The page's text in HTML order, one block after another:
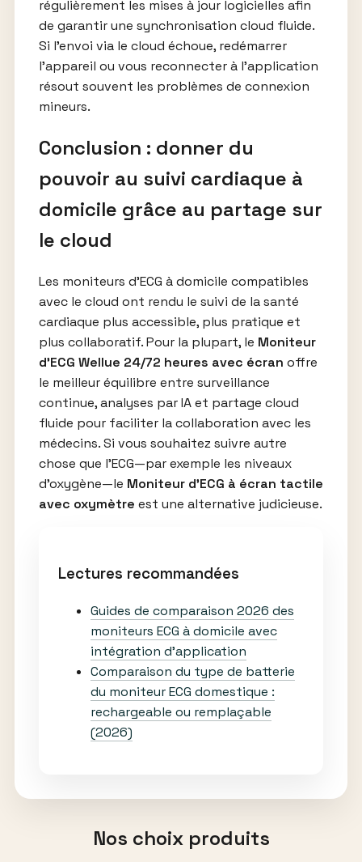
régulièrement les mises à jour logicielles afin
de garantir une synchronisation cloud fluide.
Si l’envoi via le cloud échoue, redémarrer
l’appareil ou vous reconnecter à l’application
résout souvent les problèmes de connexion
mineurs.
Conclusion : donner du
pouvoir au suivi cardiaque à
domicile grâce au partage sur
le cloud
Les moniteurs d’ECG à domicile compatibles
avec le cloud ont rendu le suivi de la santé
cardiaque plus accessible, plus pratique et
plus collaboratif. Pour la plupart, le Moniteur
d’ECG Wellue 24/72 heures avec écran offre
le meilleur équilibre entre surveillance
continue, analyses par IA et partage cloud
fluide pour faciliter la collaboration avec les
médecins. Si vous souhaitez suivre autre
chose que l’ECG—par exemple les niveaux
d’oxygène—le Moniteur d’ECG à écran tactile
avec oxymètre est une alternative judicieuse.
Lectures recommandées
Guides de comparaison 2026 des
moniteurs ECG à domicile avec
intégration d’application
Comparaison du type de batterie
du moniteur ECG domestique :
rechargeable ou remplaçable
(2026)
Nos choix produits